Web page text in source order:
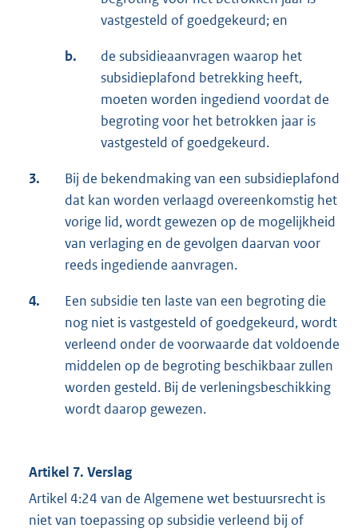
vastgesteld of goedgekeurd; en
b.
de subsidieaanvragen waarop het
subsidieplafond betrekking heeft,
moeten worden ingediend voordat de
begroting voor het betrokken jaar is
vastgesteld of goedgekeurd.
3.
Bij de bekendmaking van een subsidieplafond
dat kan worden verlaagd overeenkomstig het
vorige lid, wordt gewezen op de mogelijkheid
van verlaging en de gevolgen daarvan voor
reeds ingediende aanvragen.
4.
Een subsidie ten laste van een begroting die
nog niet is vastgesteld of goedgekeurd, wordt
verleend onder de voorwaarde dat voldoende
middelen op de begroting beschikbaar zullen
worden gesteld. Bij de verleningsbeschikking
wordt daarop gewezen.
Artikel 7. Verslag
Artikel 4:24 van de Algemene wet bestuursrecht is
niet van toepassing op subsidie verleend bij of